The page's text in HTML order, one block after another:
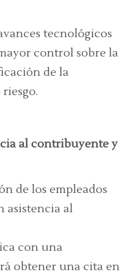
tecnológicos
control sobre la
de la
al contribuyente y
de los empleados
asistencia al
con una
obtener una cita en